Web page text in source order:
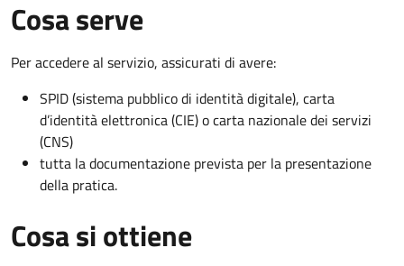
Cosa serve
Per accedere al servizio, assicurati di avere:
SPID (sistema pubblico di identità digitale), carta
d’identità elettronica (CIE) o carta nazionale dei servizi
(CNS)
tutta la documentazione prevista per la presentazione
della pratica.
Cosa si ottiene